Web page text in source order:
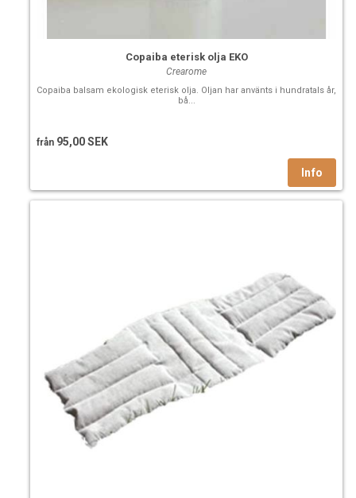
Copaiba eterisk olja EKO
Crearome
Copaiba balsam ekologisk eterisk olja. Oljan har använts i hundratals år,
bå...
från 95,00 SEK